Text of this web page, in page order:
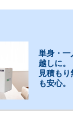
単身・一
越しに。
見積も
も安心。